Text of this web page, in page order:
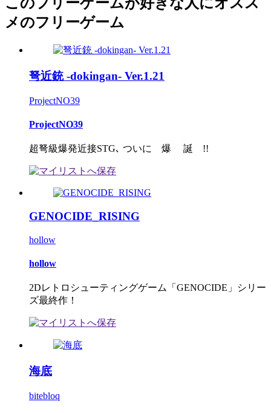
このフリーゲームが好きな人にオスス
メのフリーゲーム
弩近銃 -dokingan- Ver.1.21
ProjectNO39
ProjectNO39
超弩級爆発近接STG､ ついに 爆 誕 !!
GENOCIDE_RISING
hollow
hollow
2Dレトロシューティングゲーム「GENOCIDE」シリー
ズ最終作！
海底
bitebloq